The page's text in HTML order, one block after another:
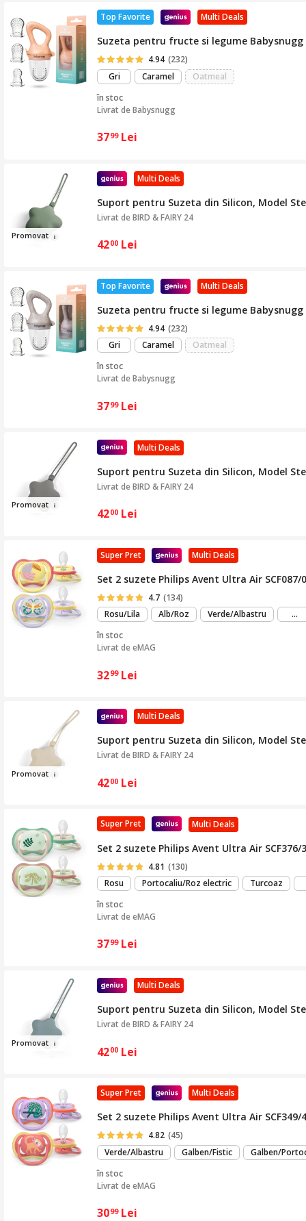
Multi Deals
Top Favorite
Suzeta pentru fructe si legume
4.94 (232)
Gri
Caramel
Oatmeal
în stoc
Livrat deBabysnugg
3799 Lei
Promovat
Multi Deals
Suport pentru Suzeta din Silicon, Model
Livrat deBIRD & FAIRY 24
4200 Lei
Multi Deals
Top Favorite
Suzeta pentru fructe si legume Babysnugg
4.94 (232)
Gri
Caramel
Oatmeal
în stoc
Livrat deBabysnugg
3799 Lei
Promovat
Multi Deals
Suport pentru Suzeta din Silicon, Model
Livrat deBIRD & FAIRY 24
4200 Lei
Multi Deals
Super Pret
Set 2 suzete Philips Avent Ultra Air
4.7 (134)
Rosu/Lila
Alb/Roz Verde/Albastru ...
în stoc
Livrat deeMAG
3299 Lei
Promovat
Multi Deals
Suport pentru Suzeta din Silicon, Model
Livrat deBIRD & FAIRY 24
4200 Lei
Multi Deals
Super Pret
Set 2 suzete Philips Avent Ultra Air
4.81 (130)
Rosu
Portocaliu/Roz electric
Turcoaz
în stoc
Livrat deeMAG
3799 Lei
Promovat
Multi Deals
Suport pentru Suzeta din Silicon, Model
Livrat deBIRD & FAIRY 24
4200 Lei
Multi Deals
Super Pret
Set 2 suzete Philips Avent Ultra Air
4.82 (45)
Verde/Albastru
Galben/Fistic
Galben/
în stoc
Livrat deeMAG
3099 Lei